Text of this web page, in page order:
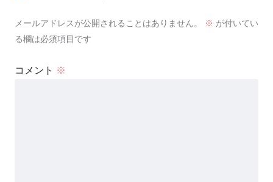
メールアドレスが公開されることはありません。 ※ が付いてい
る欄は必須項目です
コメント ※